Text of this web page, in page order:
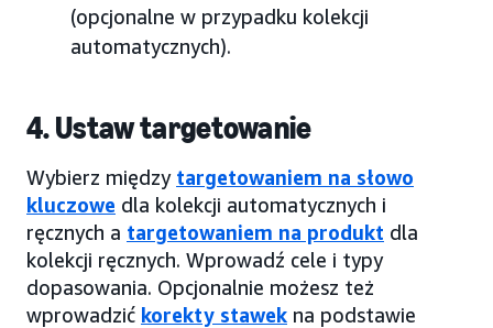
(opcjonalne w przypadku kolekcji
automatycznych).
4. Ustaw targetowanie
Wybierz między targetowaniem na słowo
kluczowe dla kolekcji automatycznych i
ręcznych a targetowaniem na produkt dla
kolekcji ręcznych. Wprowadź cele i typy
dopasowania. Opcjonalnie możesz też
wprowadzić korekty stawek na podstawie